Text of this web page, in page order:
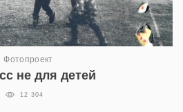
Фотопроект
не для детей
12 304